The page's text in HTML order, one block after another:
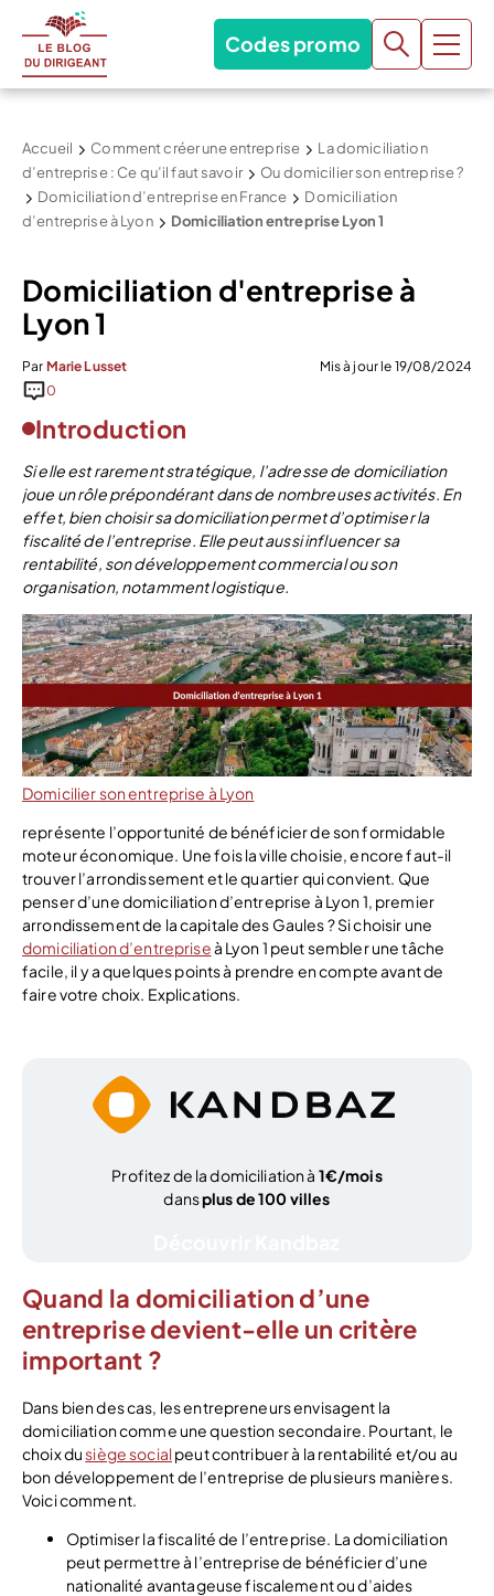
Codes promo
Accueil Comment créer une entreprise
La domiciliation
d’entreprise : Ce qu’il faut savoir
Ou domicilier son entreprise ?
Domiciliation d’entreprise en France
Domiciliation
d’entreprise à Lyon
Domiciliation entreprise Lyon 1
Domiciliation d'entreprise à
Lyon 1
Par Marie Lusset
Mis à jour le 19/08/2024
0
Introduction
Si elle est rarement stratégique, l’adresse de domiciliation
joue un rôle prépondérant dans de nombreuses activités. En
effet, bien choisir sa domiciliation permet d’optimiser la
fiscalité de l’entreprise. Elle peut aussi influencer sa
rentabilité, son développement commercial ou son
organisation, notamment logistique.
Domicilier son entreprise à Lyon
représente l’opportunité de bénéficier de son formidable
moteur économique. Une fois la ville choisie, encore faut-il
trouver l’arrondissement et le quartier qui convient. Que
penser d’une domiciliation d’entreprise à Lyon 1, premier
arrondissement de la capitale des Gaules ? Si choisir une
domiciliation d’entrepriseà Lyon 1 peut sembler une tâche
facile, il y a quelques points à prendre en compte avant de
faire votre choix. Explications.
Profitez de la domiciliation à 1€/mois
dansplus de 100 villes
Quand la domiciliation d’une
entreprise devient-elle un critère
important ?
Dans bien des cas, les entrepreneurs envisagent la
domiciliation comme une question secondaire. Pourtant, le
choix dusiège socialpeut contribuer à la rentabilité et/ou au
bon développement de l’entreprise de plusieurs manières.
Voici comment.
Optimiser la fiscalité de l’entreprise. La domiciliation
peut permettre à l’entreprise de bénéficier d’une
nationalité avantageuse fiscalement ou d’aides